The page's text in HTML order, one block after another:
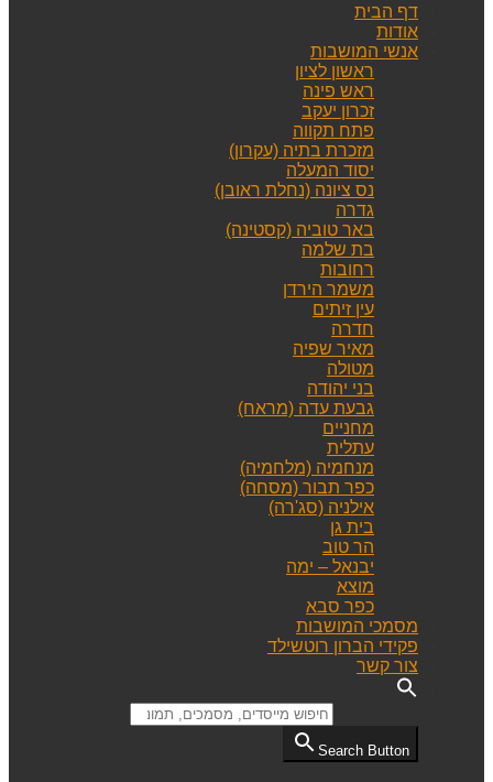
דף הבית
אודות
אנשי המושבות
ראשון לציון
ראש פינה
זכרון יעקב
פתח תקווה
מזכרת בתיה (עקרון)
יסוד המעלה
נס ציונה (נחלת ראובן)
גדרה
באר טוביה (קסטינה)
בת שלמה
רחובות
משמר הירדן
עין זיתים
חדרה
מאיר שפיה
מטולה
בני יהודה
גבעת עדה (מראח)
מחניים
עתלית
מנחמיה (מלחמיה)
כפר תבור (מסחה)
אילניה (סג'רה)
בית גן
הר טוב
יבנאל – ימה
מוצא
כפר סבא
מסמכי המושבות
פקידי הברון רוטשילד
צור קשר
Search Button